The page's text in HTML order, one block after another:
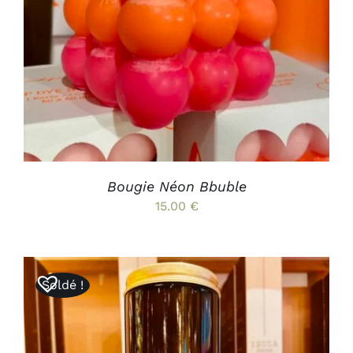
AJOUTER AU PANIER
/
DÉTAILS
Bougie Néon Bbuble
15.00 €
Soldé !